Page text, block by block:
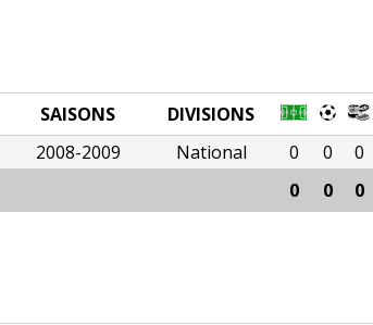
SAISONS
DIVISIONS
2008-2009 National 0 0 0
0 0 0